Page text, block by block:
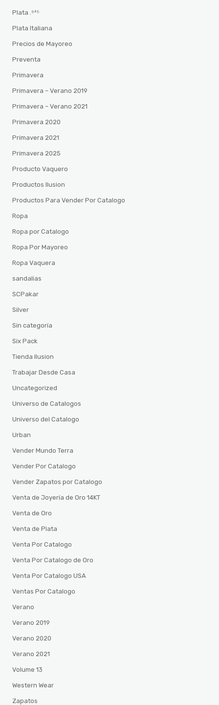
Plata .⁹²⁵
Plata Italiana
Precios de Mayoreo
Preventa
Primavera
Primavera – Verano 2019
Primavera – Verano 2021
Primavera 2020
Primavera 2021
Primavera 2025
Producto Vaquero
Productos Ilusion
Productos Para Vender Por Catalogo
Ropa
Ropa por Catalogo
Ropa Por Mayoreo
Ropa Vaquera
sandalias
SCPakar
Silver
Sin categoría
Six Pack
Tienda Ilusion
Trabajar Desde Casa
Uncategorized
Universo de Catalogos
Universo del Catalogo
Urban
Vender Mundo Terra
Vender Por Catalogo
Vender Zapatos por Catalogo
Venta de Joyería de Oro 14KT
Venta de Oro
Venta de Plata
Venta Por Catalogo
Venta Por Catalogo de Oro
Venta Por Catalogo USA
Ventas Por Catalogo
Verano
Verano 2019
Verano 2020
Verano 2021
Volume 13
Western Wear
Zapatos